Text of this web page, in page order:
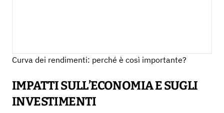
Curva dei rendimenti: perché è così importante?
IMPATTI SULL’ECONOMIA E SUGLI
INVESTIMENTI